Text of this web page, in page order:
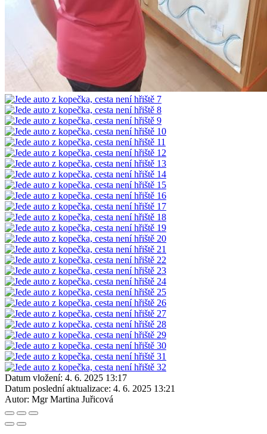
Datum vložení: 4. 6. 2025 13:17
Datum poslední aktualizace: 4. 6. 2025 13:21
Autor: Mgr Martina Juřicová